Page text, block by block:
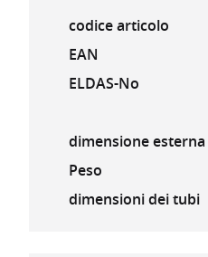
codice articolo
EAN
ELDAS-No
dimensione esterna
Peso
dimensioni dei tubi